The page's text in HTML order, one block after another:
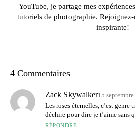
YouTube, je partage mes
tutoriels de photographie.
inspirante!
4 Commentaires
Zack Skywalker15
Les roses éternelles, c’est
déchire pour dire je t’aime sans
RÉPONDRE